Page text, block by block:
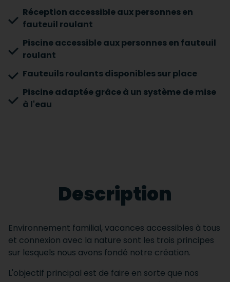
Réception accessible aux personnes en
fauteuil roulant
Piscine accessible aux personnes en fauteuil
roulant
Fauteuils roulants disponibles sur place
Piscine adaptée grâce à un système de mise
à l'eau
Description
Environnement familial, vacances accessibles à tous
et connexion avec la nature sont les trois principes
sur lesquels nous avons fondé notre création.
L'objectif principal est de faire en sorte que nos